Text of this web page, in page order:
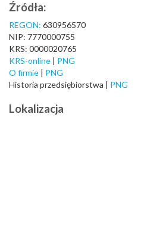
Źródła:
REGON: 630956570
NIP: 7770000755
KRS: 0000020765
KRS-online | PNG
O firmie | PNG
Historia przedsiębiorstwa | PNG
Lokalizacja